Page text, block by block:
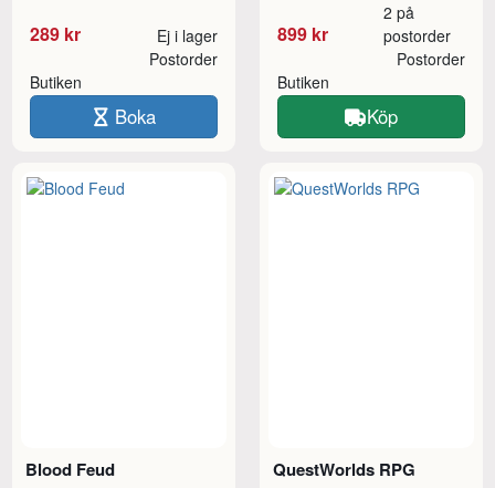
289 kr Ej i lager
Butiken
Postorder
Boka
899 kr
2 på
postorder
Butiken
Postorder
Köp
Blood Feud QuestWorlds RPG